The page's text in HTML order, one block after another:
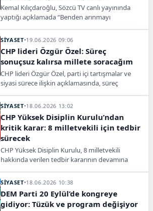
Kemal Kılıçdaroğlu, Sözcü TV canlı yayınında
yaptığı açıklamada “Benden arınmayı
kullandı.
SİYASET•19.06.2026 09:06
CHP lideri Özgür Özel: Süreç
sonuçsuz kalırsa millete soracağım
CHP lideri Özgür Özel, parti içi tartışmalar ve
siyasi sürece ilişkin açıklamasında, süreç
soracağını söyledi.
SİYASET•18.06.2026 13:02
CHP Yüksek Disiplin Kurulu’ndan
kritik karar: 8 milletvekili için tedbir
sürecek
CHP Yüksek Disiplin Kurulu, 8 milletvekili
hakkında verilen tedbir kararının devamına
SİYASET•18.06.2026 10:38
DEM Parti 20 Eylül’de kongreye
gidiyor: Tüzük ve program değişiyor